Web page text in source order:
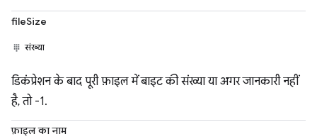
fileSize
संख्या
डिकंप्रेशन के बाद पूरी फ़ाइल में बाइट की संख्या या अगर जानकारी नहीं
है, तो -1.
फ़ाइल का नाम